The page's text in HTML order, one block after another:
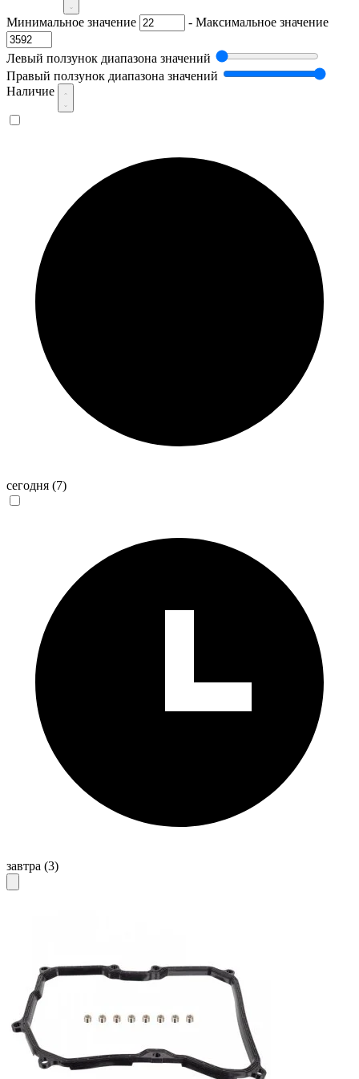
Минимальное значение - Максимальное значение
Левый ползунок диапазона значений
Правый ползунок диапазона значений
Наличие
сегодня (7)
завтра (3)